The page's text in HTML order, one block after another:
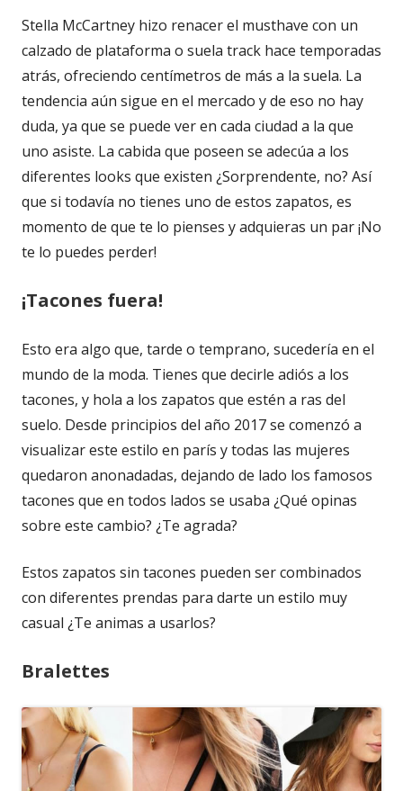
Stella McCartney hizo renacer el musthave con un
calzado de plataforma o suela track hace temporadas
atrás, ofreciendo centímetros de más a la suela. La
tendencia aún sigue en el mercado y de eso no hay
duda, ya que se puede ver en cada ciudad a la que
uno asiste. La cabida que poseen se adecúa a los
diferentes looks que existen ¿Sorprendente, no? Así
que si todavía no tienes uno de estos zapatos, es
momento de que te lo pienses y adquieras un par ¡No
te lo puedes perder!
¡Tacones fuera!
Esto era algo que, tarde o temprano, sucedería en el
mundo de la moda. Tienes que decirle adiós a los
tacones, y hola a los zapatos que estén a ras del
suelo. Desde principios del año 2017 se comenzó a
visualizar este estilo en parís y todas las mujeres
quedaron anonadadas, dejando de lado los famosos
tacones que en todos lados se usaba ¿Qué opinas
sobre este cambio? ¿Te agrada?
Estos zapatos sin tacones pueden ser combinados
con diferentes prendas para darte un estilo muy
casual ¿Te animas a usarlos?
Bralettes